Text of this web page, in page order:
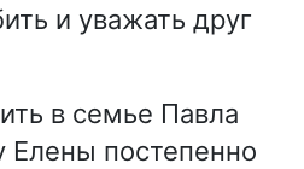
и уважать друг
в семье Павла
Елены постепенно